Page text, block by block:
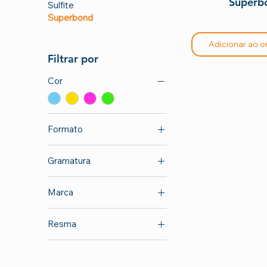
Sulfite
Superbond
Filtrar por
Cor
Formato
66x96cm
Gramatura
50g/m²
75g/m²
Marca
Bignardi
Resma
500 folhas
Adicionar ao